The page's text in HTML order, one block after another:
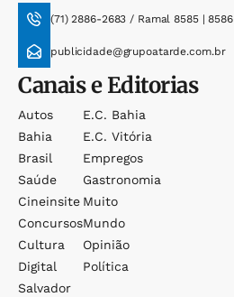
(71) 2886-2683 / Ramal 8585 | 8586
publicidade@grupoatarde.com.br
Canais e Editorias
Autos
Bahia
Brasil
Saúde
Cineinsite
Concursos
Cultura
Digital
Salvador
E.c. Bahia
E.c. Vitória
Empregos
Gastronomia
Muito
Mundo
Opinião
Política